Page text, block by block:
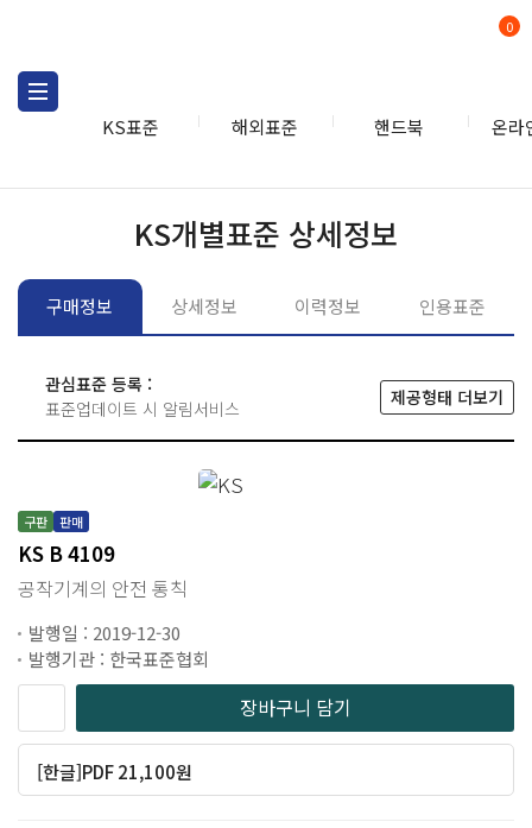
KS표준 해외표준 핸드북 온라
0
KS개별표준 상세정보
구매정보 상세정보 이력정보 인용표준
관심표준 등록 :
표준업데이트 시 알림서비스
제공형태 더보기
구판 판매
KS B 4109
공작기계의 안전 통칙
발행일 : 2019-12-30
발행기관 : 한국표준협회
장바구니 담기
[한글]PDF 21,100원